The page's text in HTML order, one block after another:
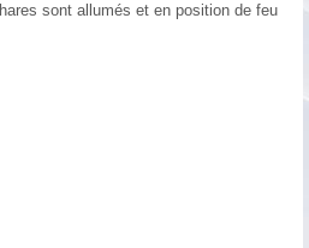
sont allumés et en position de feu